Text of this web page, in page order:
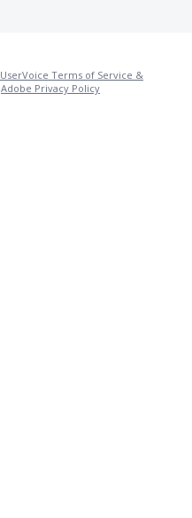
UserVoice Terms of Service &
Adobe Privacy Policy